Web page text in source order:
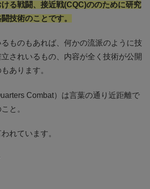
る戦闘、接近戦(CQC)ののために研究
技術のことです。
ものもあれば、何かの流派のように技
されいるもの、内容が全く技術が公開
あります。
Combat）は言葉の通り近距離で
と。
れています。